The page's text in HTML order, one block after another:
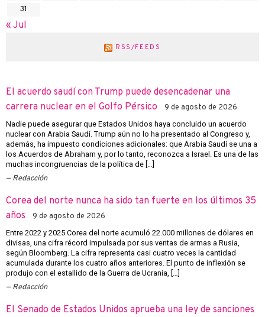
31
« Jul
RSS/FEEDS
El acuerdo saudí con Trump puede desencadenar una
carrera nuclear en el Golfo Pérsico
9 de agosto de 2026
Nadie puede asegurar que Estados Unidos haya concluido un acuerdo
nuclear con Arabia Saudí. Trump aún no lo ha presentado al Congreso y,
además, ha impuesto condiciones adicionales: que Arabia Saudí se una a
los Acuerdos de Abraham y, por lo tanto, reconozca a Israel. Es una de las
muchas incongruencias de la política de […]
Redacción
Corea del norte nunca ha sido tan fuerte en los últimos 35
años
9 de agosto de 2026
Entre 2022 y 2025 Corea del norte acumuló 22.000 millones de dólares en
divisas, una cifra récord impulsada por sus ventas de armas a Rusia,
según Bloomberg. La cifra representa casi cuatro veces la cantidad
acumulada durante los cuatro años anteriores. El punto de inflexión se
produjo con el estallido de la Guerra de Ucrania, […]
Redacción
El Senado de Estados Unidos aprueba una ley de sanciones